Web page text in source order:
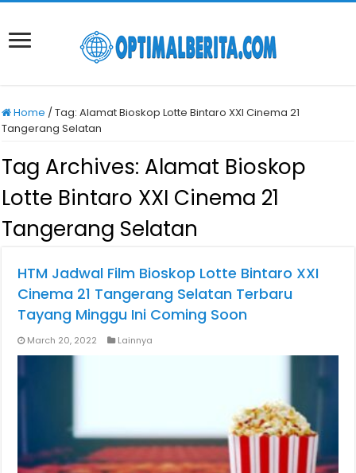
Home /Tag:Alamat Bioskop Lotte Bintaro XXI Cinema 21
Tangerang Selatan
Tag Archives: Alamat Bioskop
Lotte Bintaro XXI Cinema 21
Tangerang Selatan
HTM Jadwal Film Bioskop Lotte Bintaro XXI
Cinema 21 Tangerang Selatan Terbaru
Tayang Minggu Ini Coming Soon
March 20, 2022 Lainnya